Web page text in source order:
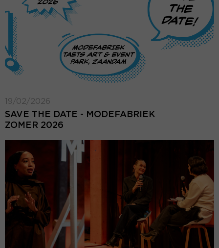
19/02/2026
SAVE THE DATE - MODEFABRIEK
ZOMER 2026